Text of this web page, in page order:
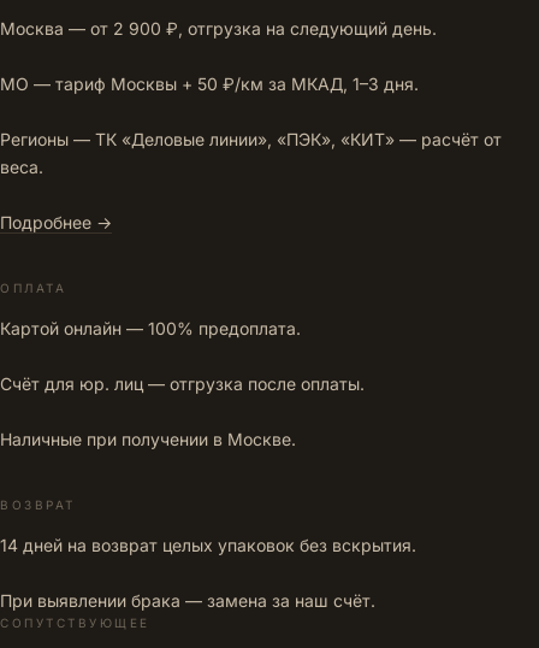
Москва — от 2 900 ₽, отгрузка на следующий день.
МО — тариф Москвы + 50 ₽/км за МКАД, 1–3 дня.
Регионы — ТК «Деловые линии», «ПЭК», «КИТ» — расчёт от
веса.
Подробнее →
ОПЛАТА
Картой онлайн — 100% предоплата.
Счёт для юр. лиц — отгрузка после оплаты.
Наличные при получении в Москве.
ВОЗВРАТ
14 дней на возврат целых упаковок без вскрытия.
При выявлении брака — замена за наш счёт.
СОПУТСТВУЮЩЕЕ